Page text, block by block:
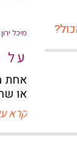
מיכל ירון
על
אחת
או
קרא